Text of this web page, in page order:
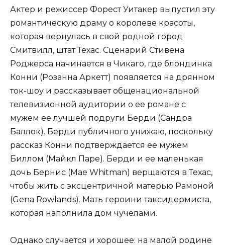
Актер и режиссер Форест Уитакер выпустил эту
романтическую драму о королеве красоты,
которая вернулась в свой родной город
Смитвилл, штат Техас. Сценарий Стивена
Роджерса начинается в Чикаго, где блондинка
Конни (Розанна Аркетт) появляется на дрянном
ток-шоу и рассказывает общенациональной
телевизионной аудитории о ее романе с
мужем ее лучшей подруги Берди (Сандра
Баллок). Берди публичного унижаю, поскольку
рассказ Конни подтверждается ее мужем
Биллом (Майкл Паре). Берди и ее маленькая
дочь Бернис (Mae Whitman) верщаются в Техас,
чтобы жить с эксцентричной матерью Рамоной
(Gena Rowlands). Мать героини таксидермиста,
которая наполнила дом чучелами.
Однако случается и хорошее: на малой родине